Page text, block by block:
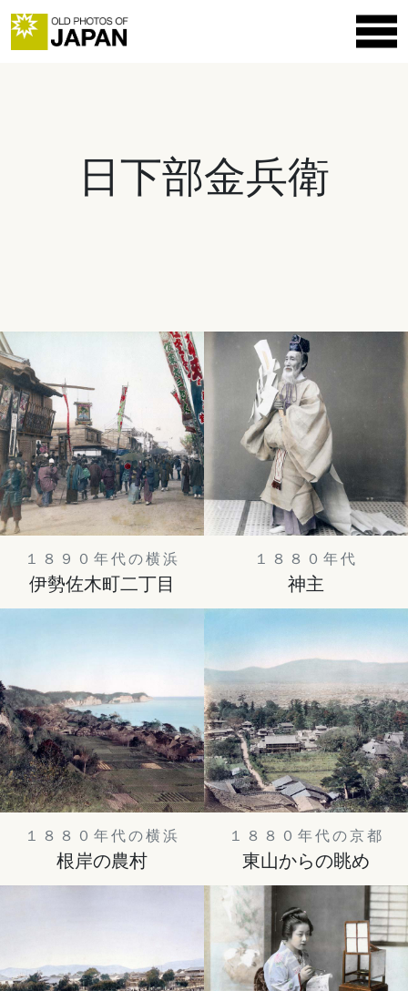
日下部金兵衛
１８９０年代の横浜
伊勢佐木町二丁目
１８８０年代
神主
１８８０年代の横浜
根岸の農村
１８８０年代の京都
東山からの眺め